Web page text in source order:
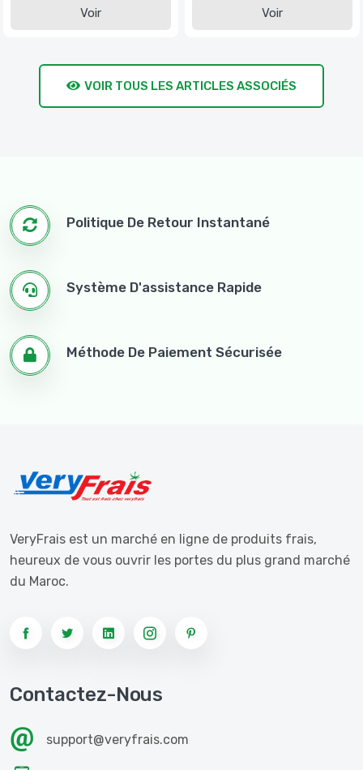
Voir Voir
VOIR TOUS LES ARTICLES ASSOCIÉS
Politique De Retour Instantané
Système D'assistance Rapide
Méthode De Paiement Sécurisée
VeryFrais est un marché en ligne de produits frais,
heureux de vous ouvrir les portes du plus grand marché
du Maroc.
Contactez-Nous
support@veryfrais.com